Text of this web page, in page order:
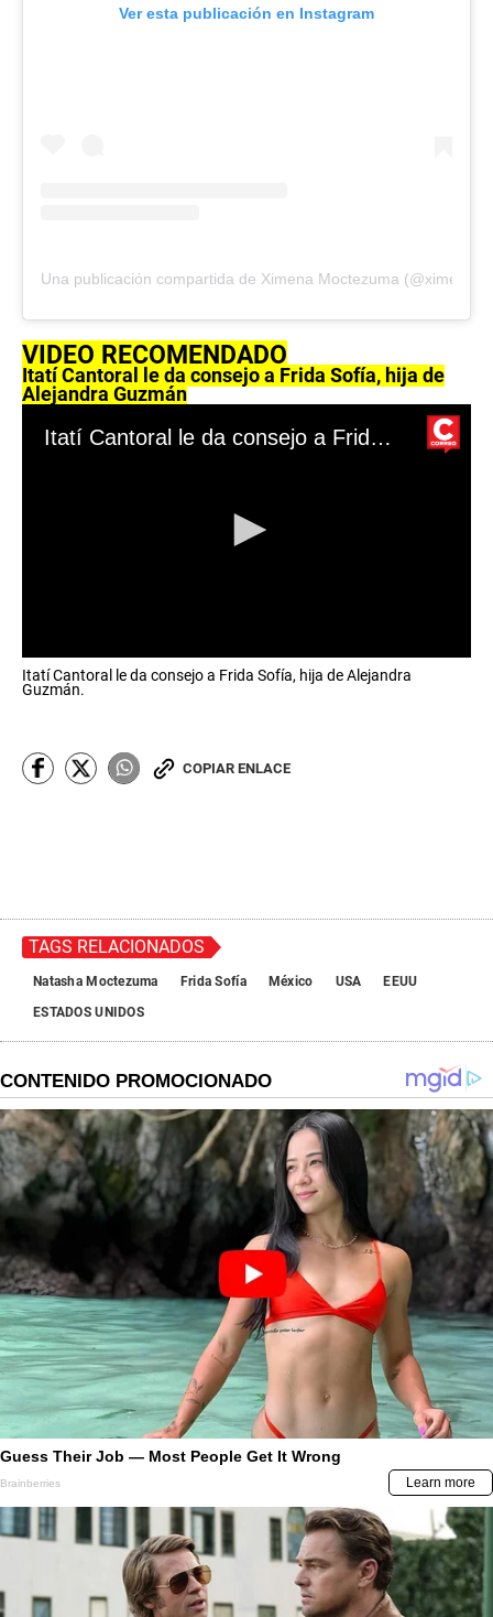
Ver esta publicación en Instagram
Una publicación compartida de Ximena Moctezuma
VIDEO RECOMENDADO
Itatí Cantoral le da consejo a Frida Sofía, hija de
Alejandra Guzmán
Itatí Cantoral le da consejo a Frida Sofía, hija de Alejandra Guzmán.
s
e
n
d
s
d
s
Itatí Cantoral le da consejo a Frida Sofía, hija de Alejandra
Guzmán.
COPIAR ENLACE
TAGS RELACIONADOS
Natasha Moctezuma Frida Sofía México USA
EEUU
ESTADOS UNIDOS